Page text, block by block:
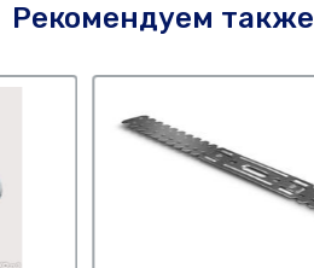
Рекомендуем также